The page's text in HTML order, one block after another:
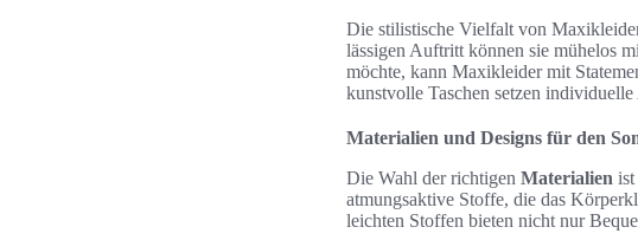
Die stilistische Vielfalt von
lässigen Auftritt können sie mühelos
möchte, kann Maxikleider mit
kunstvolle Taschen setzen
Materialien und Designs für den
Die Wahl der richtigen Materialien ist
atmungsaktive Stoffe, die das
leichten Stoffen bieten nicht nur